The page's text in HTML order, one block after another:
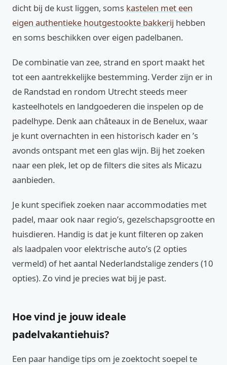
dicht bij de kust liggen, soms kastelen met een
eigen authentieke houtgestookte bakkerij hebben
en soms beschikken over eigen padelbanen.
De combinatie van zee, strand en sport maakt het
tot een aantrekkelijke bestemming. Verder zijn er in
de Randstad en rondom Utrecht steeds meer
kasteelhotels en landgoederen die inspelen op de
padelhype. Denk aan châteaux in de Benelux, waar
je kunt overnachten in een historisch kader en ’s
avonds ontspant met een glas wijn. Bij het zoeken
naar een plek, let op de filters die sites als Micazu
aanbieden.
Je kunt specifiek zoeken naar accommodaties met
padel, maar ook naar regio’s, gezelschapsgrootte en
huisdieren. Handig is dat je kunt filteren op zaken
als laadpalen voor elektrische auto’s (2 opties
vermeld) of het aantal Nederlandstalige zenders (10
opties). Zo vind je precies wat bij je past.
Hoe vind je jouw ideale
padelvakantiehuis?
Een paar handige tips om je zoektocht soepel te